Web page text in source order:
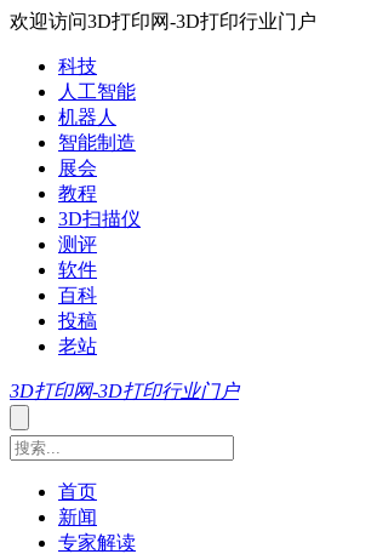
欢迎访问3D打印网-3D打印行业门户
科技
人工智能
机器人
智能制造
展会
教程
3D扫描仪
测评
软件
百科
投稿
老站
3D打印网-3D打印行业门户
首页
新闻
专家解读